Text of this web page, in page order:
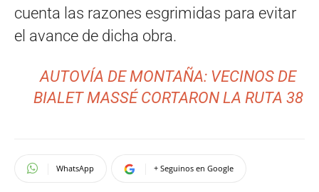
cuenta las razones esgrimidas para evitar
el avance de dicha obra.
AUTOVÍA DE MONTAÑA: VECINOS DE
BIALET MASSÉ CORTARON LA RUTA 38
WhatsApp + Seguinos en Google